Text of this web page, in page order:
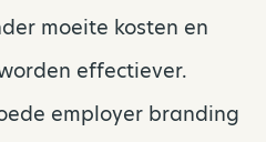
moeite kosten en
effectiever.
employer branding